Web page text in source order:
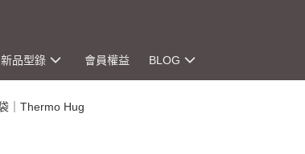
新品型錄 會員權益 BLOG
｜Thermo Hug